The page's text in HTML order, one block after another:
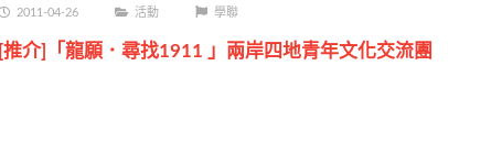
2011-04-26 活動 學聯
[推介]「龍願．尋找1911 」兩岸四地青年文化交流團